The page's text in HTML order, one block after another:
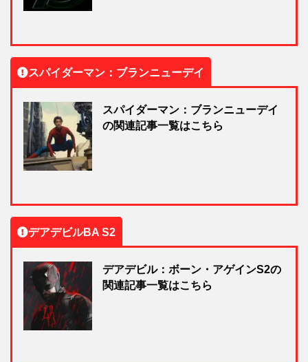
スパイダーマン：ブランニューデイ
スパイダーマン：ブランニューデイ
の関連記事一覧はこちら
デアデビルBA S2
デアデビル：ボーン・アゲインS2の
関連記事一覧はこちら